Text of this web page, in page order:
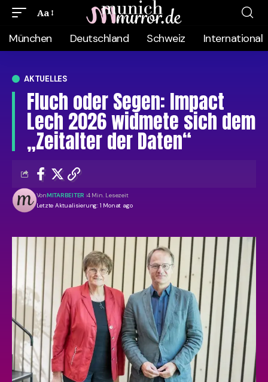
Aa
München Deutschland Schweiz International
AKTUELLES
Fluch oder Segen: Impact
Lech 2026 widmete sich dem
„Zeitalter der Daten“
Letzte Aktualisierung: 1 Monat ago
VonMITARBEITER 4 Min. Lesezeit